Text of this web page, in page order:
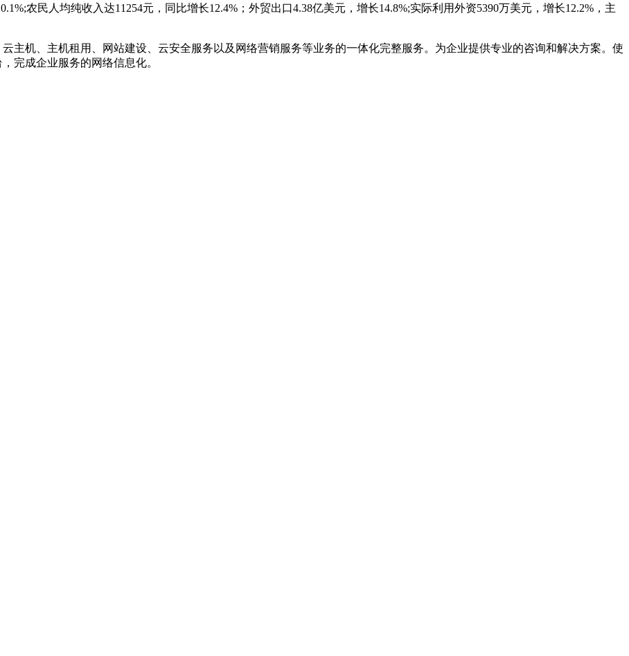
农民人均纯收入达11254元，同比增长12.4%；外贸出口4.38亿美元，增长14.8%;实际利用外资5390万美元，增长12.2%，主
主机、主机租用、网站建设、云安全服务以及网络营销服务等业务的一体化完整服务。为企业提供专业的咨询和解决方案。使
完成企业服务的网络信息化。